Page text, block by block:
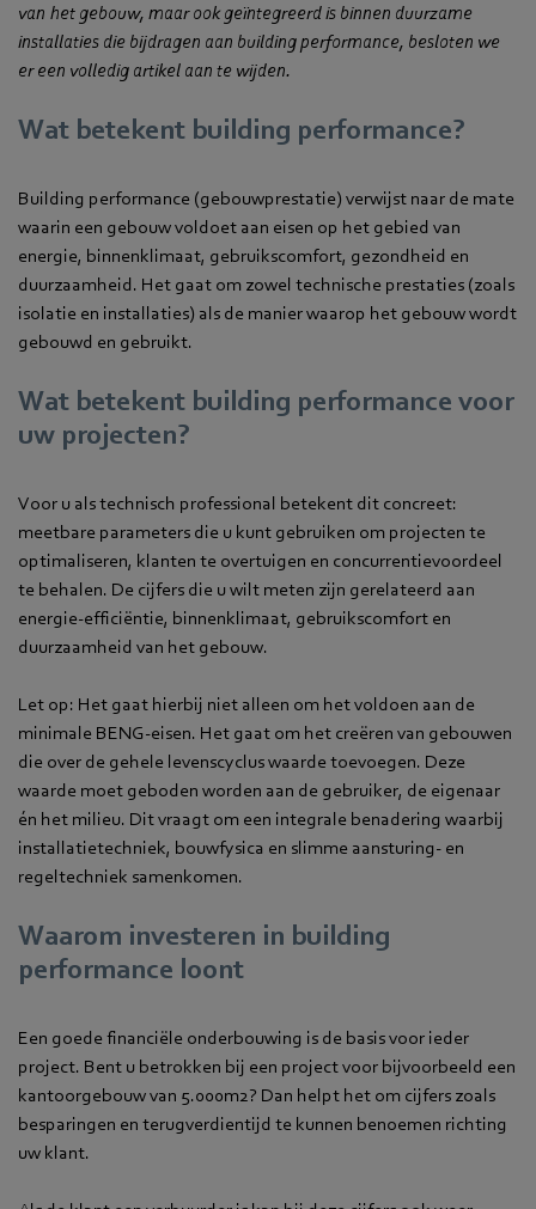
van het gebouw, maar ook geïntegreerd is binnen duurzame
installaties die bijdragen aan building performance, besloten we
er een volledig artikel aan te wijden.
Wat betekent building performance?
Building performance (gebouwprestatie) verwijst naar de mate
waarin een gebouw voldoet aan eisen op het gebied van
energie, binnenklimaat, gebruikscomfort, gezondheid en
duurzaamheid. Het gaat om zowel technische prestaties (zoals
isolatie en installaties) als de manier waarop het gebouw wordt
gebouwd en gebruikt.
Wat betekent building performance voor
uw projecten?
Voor u als technisch professional betekent dit concreet:
meetbare parameters die u kunt gebruiken om projecten te
optimaliseren, klanten te overtuigen en concurrentievoordeel
te behalen. De cijfers die u wilt meten zijn gerelateerd aan
energie-efficiëntie, binnenklimaat, gebruikscomfort en
duurzaamheid van het gebouw.
Let op: Het gaat hierbij niet alleen om het voldoen aan de
minimale BENG-eisen. Het gaat om het creëren van gebouwen
die over de gehele levenscyclus waarde toevoegen. Deze
waarde moet geboden worden aan de gebruiker, de eigenaar
én het milieu. Dit vraagt om een integrale benadering waarbij
installatietechniek, bouwfysica en slimme aansturing- en
regeltechniek samenkomen.
Waarom investeren in building
performance loont
Een goede financiële onderbouwing is de basis voor ieder
project. Bent u betrokken bij een project voor bijvoorbeeld een
kantoorgebouw van 5.000m2? Dan helpt het om cijfers zoals
besparingen en terugverdientijd te kunnen benoemen richting
uw klant.